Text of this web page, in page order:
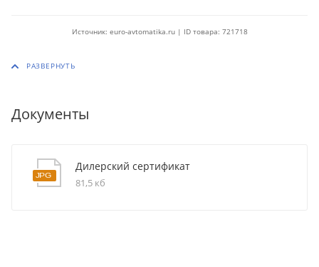
Источник: euro-avtomatika.ru | ID товара: 721718
Документы
Дилерский сертификат
81,5 кб